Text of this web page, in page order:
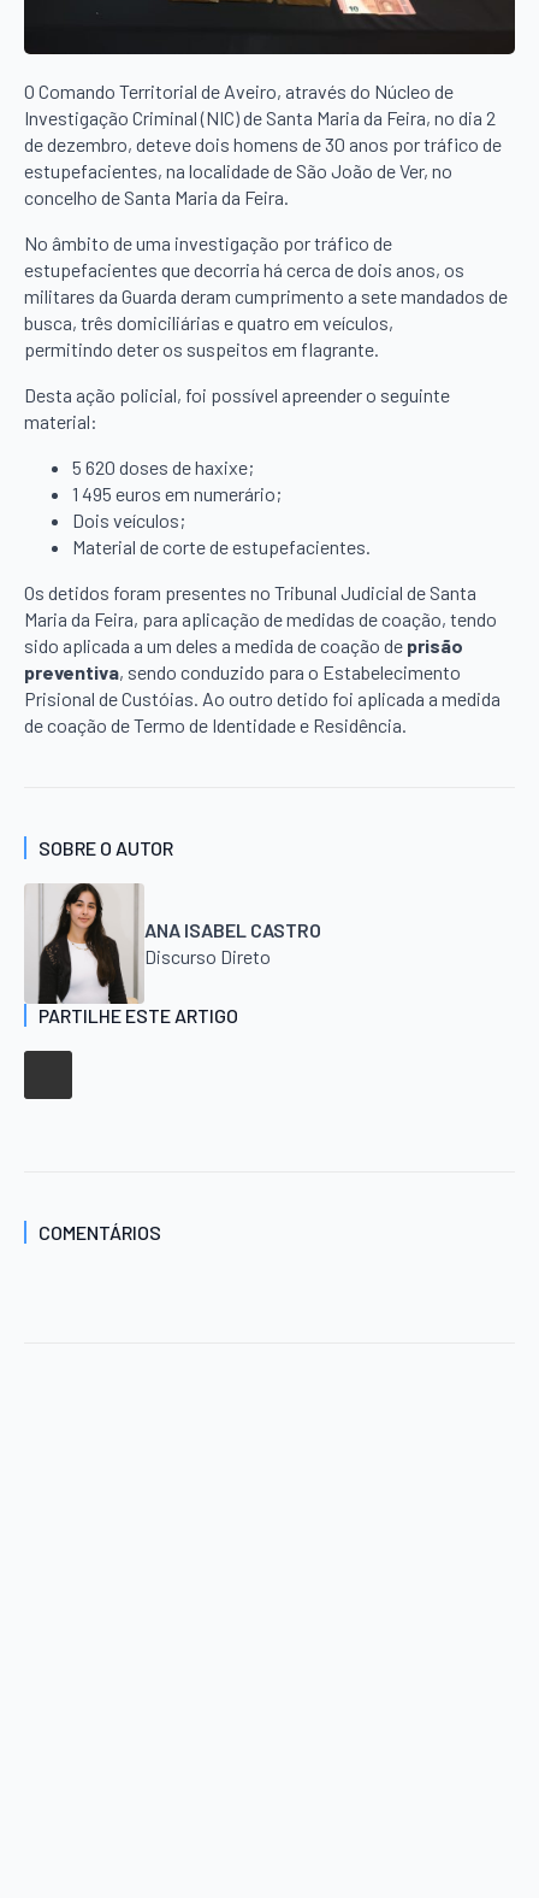
O Comando Territorial de Aveiro, através do Núcleo de
Investigação Criminal (NIC) de Santa Maria da Feira, no dia 2
de dezembro, deteve dois homens de 30 anos por tráfico de
estupefacientes, na localidade de São João de Ver, no
concelho de Santa Maria da Feira.
No âmbito de uma investigação por tráfico de
estupefacientes que decorria há cerca de dois anos, os
militares da Guarda deram cumprimento a sete mandados de
busca, três domiciliárias e quatro em veículos,
permitindo deter os suspeitos em flagrante.
Desta ação policial, foi possível apreender o seguinte
material:
5 620 doses de haxixe;
1 495 euros em numerário;
Dois veículos;
Material de corte de estupefacientes.
Os detidos foram presentes no Tribunal Judicial de Santa
Maria da Feira, para aplicação de medidas de coação, tendo
sido aplicada a um deles a medida de coação de prisão
preventiva, sendo conduzido para o Estabelecimento
Prisional de Custóias. Ao outro detido foi aplicada a medida
de coação de Termo de Identidade e Residência.
SOBRE O AUTOR
ANA ISABEL CASTRO
Discurso Direto
PARTILHE ESTE ARTIGO
COMENTÁRIOS